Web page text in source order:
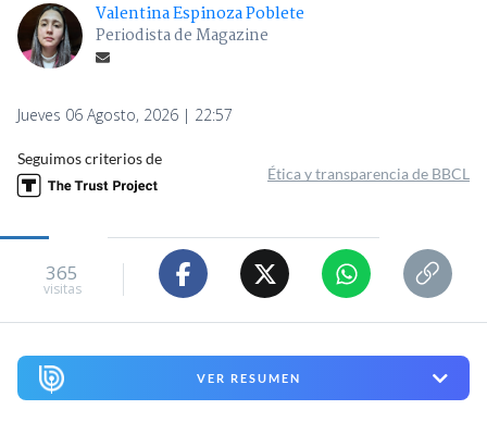
Valentina Espinoza Poblete
Periodista de Magazine
Jueves 06 Agosto, 2026 | 22:57
Seguimos criterios de
Ética y transparencia de BBCL
365
visitas
VER RESUMEN